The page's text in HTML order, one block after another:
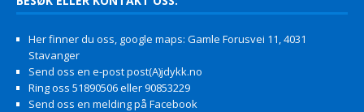
Her finner du oss, google maps: Gamle Forusvei 11, 4031
Stavanger
Send oss en e-post post(A)jdykk.no
Ring oss 51890506 eller 90853229
Send oss en melding på Facebook